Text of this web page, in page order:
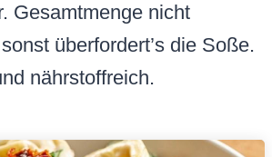
Gesamtmenge nicht
überfordert’s die Soße.
nährstoffreich.